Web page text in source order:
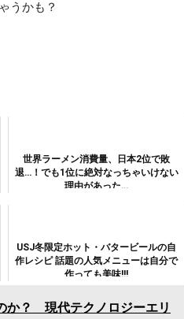
うかも？
世界ラーメン消費量、日本2位で敗
退…！でも1位に絶対なっちゃいけない
理由があった…
USJ冬限定ホット・バタービールの自
作レシピ 話題の人気メニューは自分で
作っても美味!!!
か？ 現代テクノロジーエリ